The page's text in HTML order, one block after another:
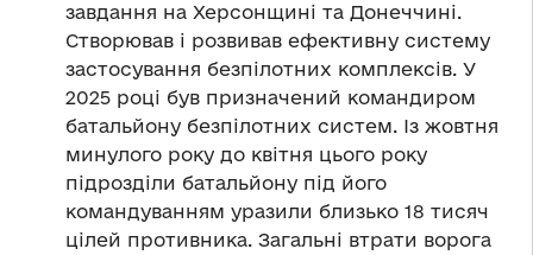
завдання на Херсонщині та Донеччині.
Створював і розвивав ефективну систему
застосування безпілотних комплексів. У
2025 році був призначений командиром
батальйону безпілотних систем. Із жовтня
минулого року до квітня цього року
підрозділи батальйону під його
командуванням уразили близько 18 тисяч
цілей противника. Загальні втрати ворога